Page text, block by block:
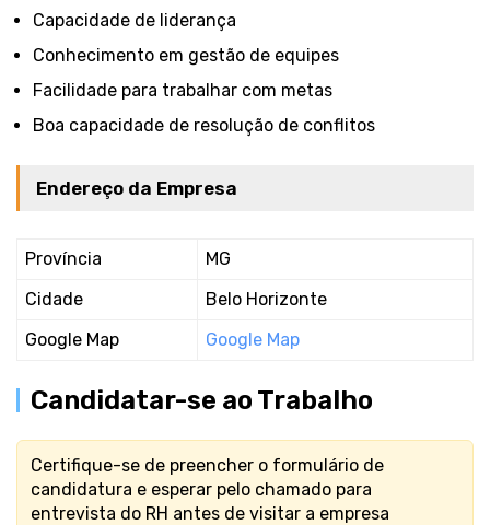
Capacidade de liderança
Conhecimento em gestão de equipes
Facilidade para trabalhar com metas
Boa capacidade de resolução de conflitos
Endereço da Empresa
Província
MG
Cidade
Belo Horizonte
Google Map
Google Map
Candidatar-se ao Trabalho
Certifique-se de preencher o formulário de
candidatura e esperar pelo chamado para
entrevista do RH antes de visitar a empresa